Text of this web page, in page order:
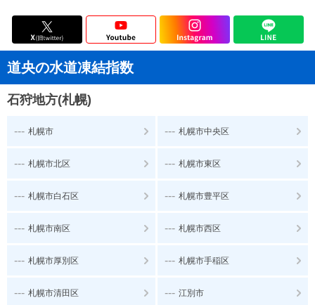
道央の水道凍結指数
石狩地方(札幌)
--- 札幌市 --- 札幌市中央区
--- 札幌市北区 --- 札幌市東区
--- 札幌市白石区 --- 札幌市豊平区
--- 札幌市南区 --- 札幌市西区
--- 札幌市厚別区 --- 札幌市手稲区
--- 札幌市清田区 --- 江別市